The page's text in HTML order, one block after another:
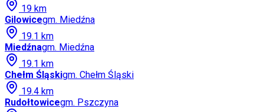
19 km
Gilowicegm. Miedźna
19.1 km
Miedźnagm. Miedźna
19.1 km
Chełm Śląskigm. Chełm Śląski
19.4 km
Rudołtowicegm. Pszczyna